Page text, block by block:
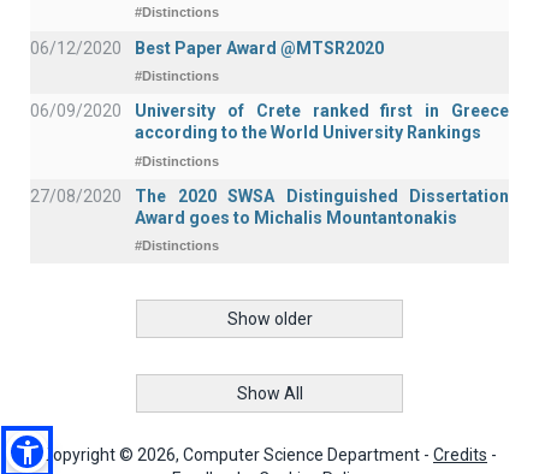
#Distinctions
06/12/2020 Best Paper Award @MTSR2020
#Distinctions
06/09/2020
University of Crete ranked first in Greece
according to the World University Rankings
#Distinctions
27/08/2020
The 2020 SWSA Distinguished Dissertation
Award goes to Michalis Mountantonakis
#Distinctions
Show older
Show All
Copyright © 2026, Computer Science Department - Credits -